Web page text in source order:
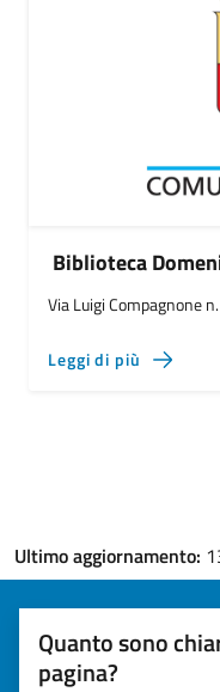
Biblioteca
Via Luigi Compagnone
Leggi di più
Ultimo aggiornamento:
Quanto sono
pagina?